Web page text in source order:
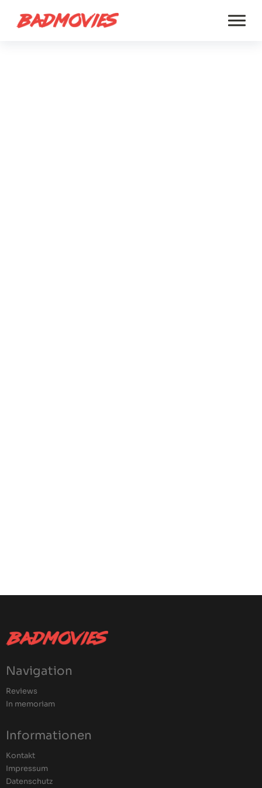
Navigation
Reviews
In memoriam
Informationen
Kontakt
Impressum
Datenschutz